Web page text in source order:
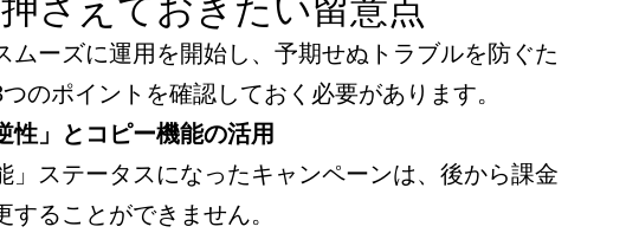
さえておきたい留意点
ムーズに運用を開始し、予期せぬトラブルを防ぐた
のポイントを確認しておく必要があります。
性」とコピー機能の活用
」ステータスになったキャンペーンは、後から課金
することができません。